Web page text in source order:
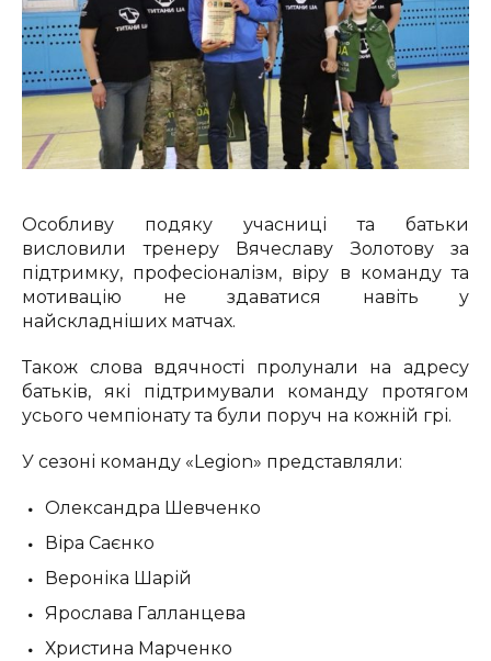
Особливу подяку учасниці та батьки
висловили тренеру Вячеславу Золотову за
підтримку, професіоналізм, віру в команду та
мотивацію не здаватися навіть у
найскладніших матчах.
Також слова вдячності пролунали на адресу
батьків, які підтримували команду протягом
усього чемпіонату та були поруч на кожній грі.
У сезоні команду «Legion» представляли:
Олександра Шевченко
Віра Саєнко
Вероніка Шарій
Ярослава Галланцева
Христина Марченко